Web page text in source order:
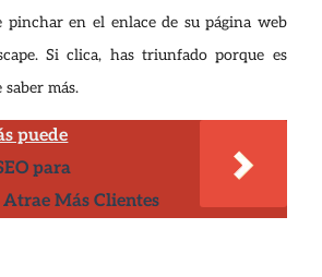
pinchar en el enlace de su página web
Si clica, has triunfado porque es
más.
puede
para
Atrae Más Clientes